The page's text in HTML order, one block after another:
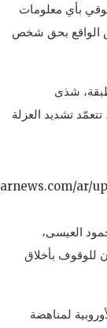
بأي معلومات
الواقع بحق شخص
شذى
تشديد العزلة
العيسى،
عاماً وآن الأوان للوقوف بأخلاق
لمناهضة